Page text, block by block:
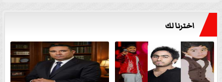
اخترنا لك